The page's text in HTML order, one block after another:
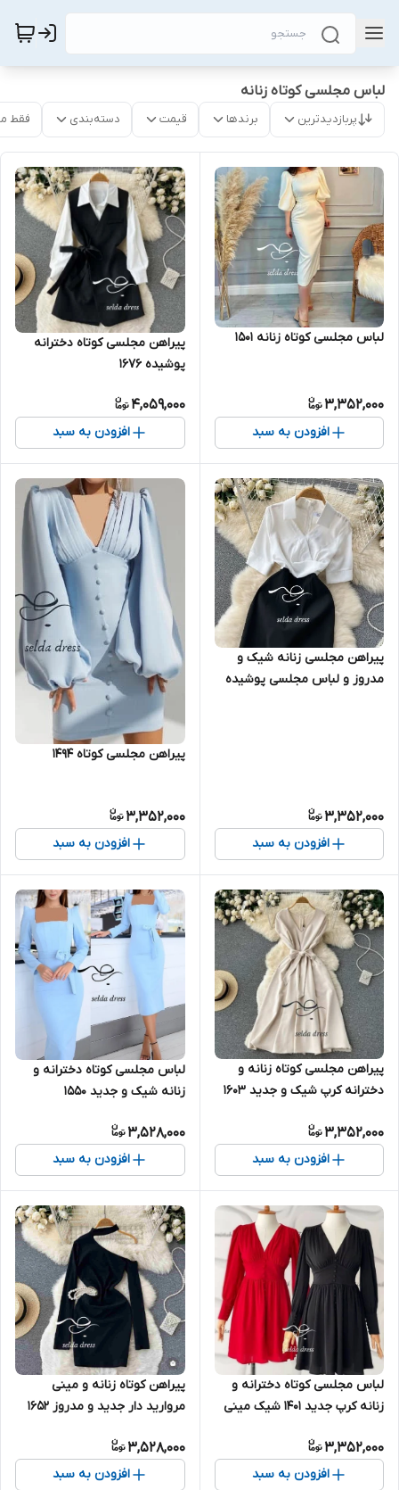
لباس مجلسی کوتاه زنانه
پربازدیدترین برندها قیمت دسته‌بندی فقط
لباس مجلسی کوتاه زنانه ۱۵۰۱
3,352,000
افزودن به سبد
پیراهن مجلسی کوتاه دخترانه
پوشیده ۱۶۷۶
4,059,000
افزودن به سبد
پیراهن مجلسی زنانه شیک و
مدروز و لباس مجلسی پوشیده
3,352,000
افزودن به سبد
پیراهن مجلسی کوتاه ۱۴۹۴
3,352,000
افزودن به سبد
پیراهن مجلسی کوتاه زنانه و
دخترانه کرپ شیک و جدید ۱۶۰۳
3,352,000
افزودن به سبد
لباس مجلسی کوتاه دخترانه و
زنانه شیک و جدید ۱۵۵۰
3,528,000
افزودن به سبد
لباس مجلسی کوتاه دخترانه و
زنانه کرپ جدید ۱۴۰۱ شیک مینی
3,352,000
افزودن به سبد
پیراهن کوتاه زنانه و مینی
مروارید دار جدید و مدروز ۱۶۵۲
3,528,000
افزودن به سبد